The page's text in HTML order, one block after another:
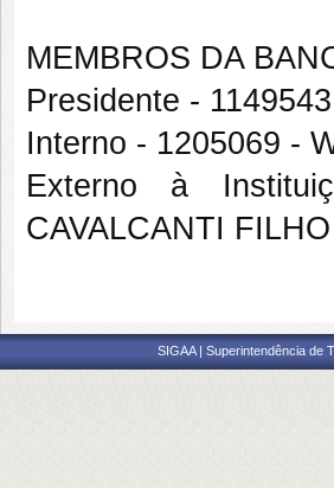
MEMBROS DA
Presidente -
Interno - 1205069 -
Externo à
CAVALCANTI
SIGAA | Superintendência de